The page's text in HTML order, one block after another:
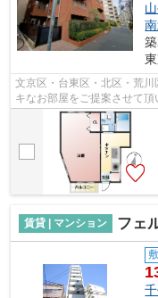
文京区・台東区・北区・荒
キなお部屋をご提案させて
フがお部屋探しのサポートを
賃貸 | マンション フェ